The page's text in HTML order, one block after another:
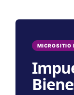
contenido
MICROSITIO